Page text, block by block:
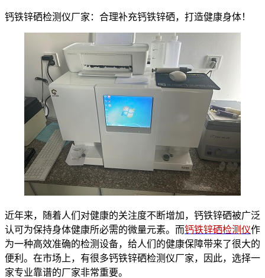
钙铁锌硒检测仪厂家：合理补充钙铁锌硒，打造健康身体！
近年来，随着人们对健康的关注度不断增加，钙铁锌硒被广泛
认可为保持身体健康所必需的微量元素。而钙铁锌硒检测仪作
为一种高效准确的检测设备，给人们的健康保障带来了很大的
便利。在市场上，有很多钙铁锌硒检测仪厂家，因此，选择一
家专业靠谱的厂家非常重要。